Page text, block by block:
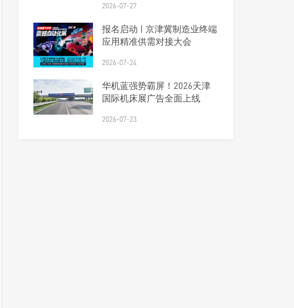
2026-07-27
报名启动 | 京津冀制造业终端
应用精准供需对接大会
2026-07-24
华机蓝强势霸屏！2026天津
国际机床展广告全面上线
2026-07-23